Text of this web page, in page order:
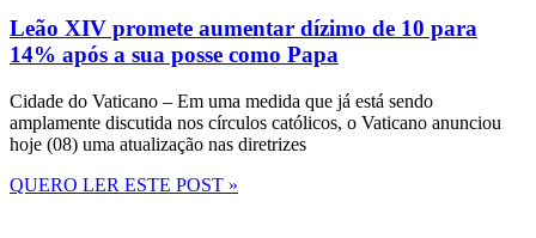
Leão XIV promete aumentar dízimo de 10 para
14% após a sua posse como Papa
Cidade do Vaticano – Em uma medida que já está sendo
amplamente discutida nos círculos católicos, o Vaticano anunciou
hoje (08) uma atualização nas diretrizes
QUERO LER ESTE POST »